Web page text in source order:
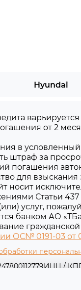
Hyundai
от 2
в
штраф за
погашения
для
носит
Статьи
услуг,
банком АО
ОС№ 0191-03 от
ИНН / КПП:
г. Санкт-